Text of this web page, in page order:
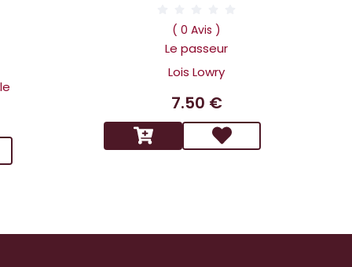
( 0 Avis )
Le passeur
Lois Lowry
7.50 €